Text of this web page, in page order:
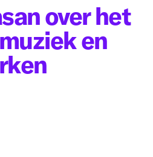
over het
en